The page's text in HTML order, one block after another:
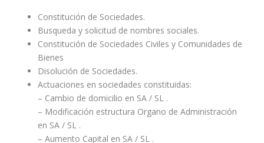
Constitución de Sociedades.
Busqueda y solicitud de nombres sociales.
Constitución de Sociedades Civiles y Comunidades de
Bienes
Disolución de Sociedades.
Actuaciones en sociedades constituidas:
– Cambio de domicilio en SA / SL .
– Modificación estructura Organo de Administración
en SA / SL .
– Aumento Capital en SA / SL .